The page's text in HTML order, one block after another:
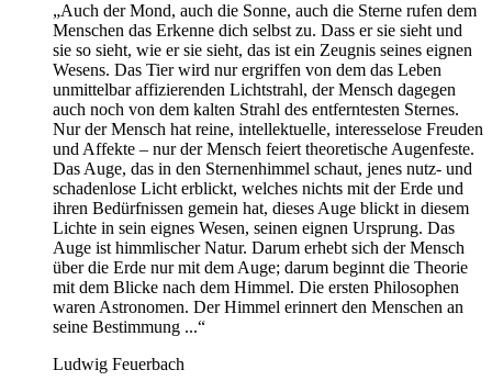
„Auch der Mond, auch die Sonne, auch die Sterne rufen dem
Menschen das Erkenne dich selbst zu. Dass er sie sieht und
sie so sieht, wie er sie sieht, das ist ein Zeugnis seines eignen
Wesens. Das Tier wird nur ergriffen von dem das Leben
unmittelbar affizierenden Lichtstrahl, der Mensch dagegen
auch noch von dem kalten Strahl des entferntesten Sternes.
Nur der Mensch hat reine, intellektuelle, interesselose Freuden
und Affekte – nur der Mensch feiert theoretische Augenfeste.
Das Auge, das in den Sternenhimmel schaut, jenes nutz- und
schadenlose Licht erblickt, welches nichts mit der Erde und
ihren Bedürfnissen gemein hat, dieses Auge blickt in diesem
Lichte in sein eignes Wesen, seinen eignen Ursprung. Das
Auge ist himmlischer Natur. Darum erhebt sich der Mensch
über die Erde nur mit dem Auge; darum beginnt die Theorie
mit dem Blicke nach dem Himmel. Die ersten Philosophen
waren Astronomen. Der Himmel erinnert den Menschen an
seine Bestimmung ...“
Ludwig Feuerbach